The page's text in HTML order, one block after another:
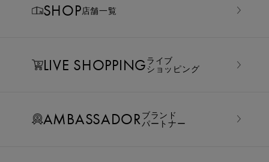
SHOP店舗一覧
LIVE SHOPPINGライブ
ショッピング
AMBASSADORブランド
パートナー